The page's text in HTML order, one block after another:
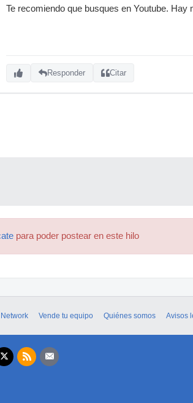
Te recomiendo que busques en Youtube.
Responder Citar
para poder postear en este hilo
Vende tu equipo Quiénes somos Avisos